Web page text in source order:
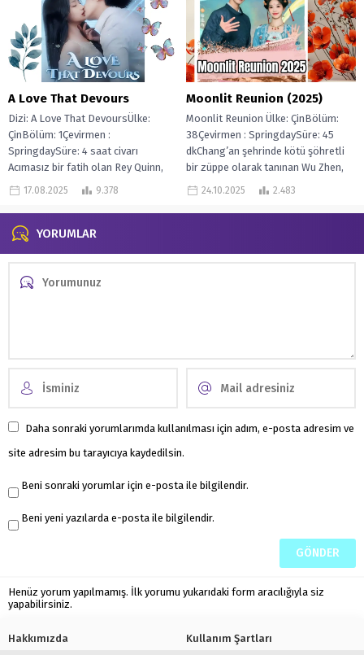
A Love That Devours
Dizi: A Love That DevoursÜlke:
ÇinBölüm: 1Çevirmen :
SpringdaySüre: 4 saat civarı
Acımasız bir fatih olan Rey Quinn,
aşk...
17.08.2025 9.378
Moonlit Reunion (2025)
Moonlit Reunion Ülke: ÇinBölüm:
38Çevirmen : SpringdaySüre: 45
dkChang’an şehrinde kötü şöhretli
bir züppe olarak tanınan Wu Zhen,
benzersiz ve...
24.10.2025 2.483
YORUMLAR
Daha sonraki yorumlarımda kullanılması için adım, e-posta adresim ve
site adresim bu tarayıcıya kaydedilsin.
Beni sonraki yorumlar için e-posta ile bilgilendir.
Beni yeni yazılarda e-posta ile bilgilendir.
Henüz yorum yapılmamış. İlk yorumu yukarıdaki form aracılığıyla siz
yapabilirsiniz.
Hakkımızda Kullanım Şartları